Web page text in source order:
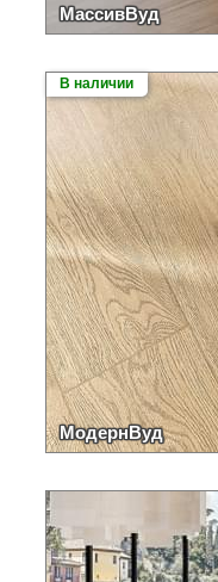
МассивВуд
В наличии
МодернВуд